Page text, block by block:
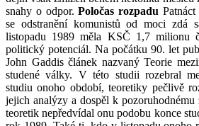
snahy o odpor.Poločas rozpadu
se odstranění komunistů od moci zdá
listopadu 1989 měla KSČ 1,7 milionu
politický potenciál. Na počátku 90. let
John Gaddis článek nazvaný Teorie
studené války. V této studii rozebral
studiu onoho období, teoretiky pečlivě
jejich analýzy a dospěl k
teoretik nepředvídal onu podobu konce